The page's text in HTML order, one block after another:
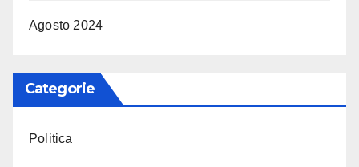
Agosto 2024
Categorie
Politica